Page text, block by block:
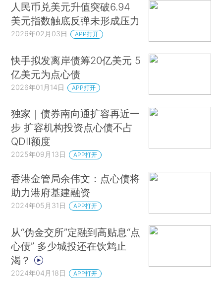
人民币兑美元升值突破6.94
美元指数触底反弹未形成压力
2026年02月03日 APP打开
快手拟发离岸债筹20亿美元 5
亿美元为点心债
2026年01月14日 APP打开
独家｜债券南向通扩容再近一
步 扩容机构投资点心债不占
QDII额度
2025年09月13日 APP打开
香港金管局余伟文：点心债将
助力港府基建融资
2024年05月31日 APP打开
从“伪金交所”定融到高贴息“点
心债” 多少城投还在饮鸩止
渴？
2024年04月18日 APP打开